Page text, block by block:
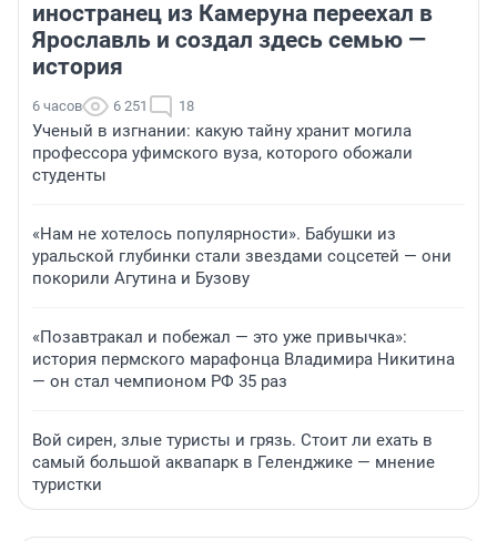
иностранец из Камеруна переехал в
Ярославль и создал здесь семью —
история
6 часов 6 251 18
Ученый в изгнании: какую тайну хранит могила
профессора уфимского вуза, которого обожали
студенты
«Нам не хотелось популярности». Бабушки из
уральской глубинки стали звездами соцсетей — они
покорили Агутина и Бузову
«Позавтракал и побежал — это уже привычка»:
история пермского марафонца Владимира Никитина
— он стал чемпионом РФ 35 раз
Вой сирен, злые туристы и грязь. Стоит ли ехать в
самый большой аквапарк в Геленджике — мнение
туристки